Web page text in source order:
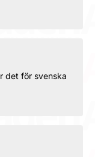
det för svenska